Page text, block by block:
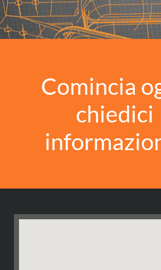
Comincia
chiedici